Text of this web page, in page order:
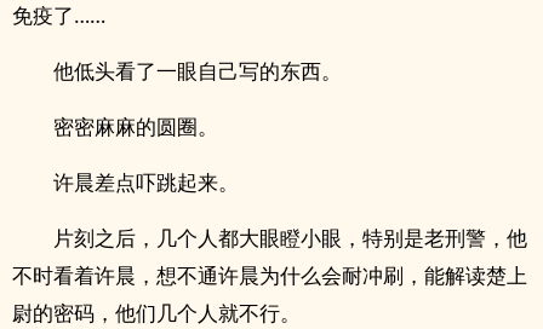
免疫了……
他低头看了一眼自己写的东西。
密密麻麻的圆圈。
许晨差点吓跳起来。
片刻之后，几个人都大眼瞪小眼，特别是老刑警，他
不时看着许晨，想不通许晨为什么会耐冲刷，能解读楚上
尉的密码，他们几个人就不行。